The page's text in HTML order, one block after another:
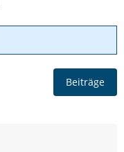
Beiträge